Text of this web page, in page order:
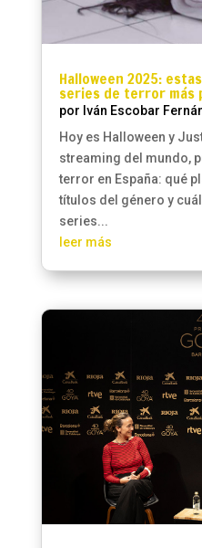
Halloween 2025:
series de terror más
por Iván Escobar
Hoy es Halloween y
streaming del mundo,
terror en España: qué
títulos del género y
series...
leer más